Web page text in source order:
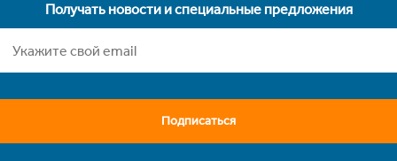
Получать новости и специальные предложения
Подписаться